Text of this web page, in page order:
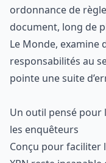
ordonnance de
document, long de
Le Monde, examine
responsabilités au
pointe une suite
Un outil pensé
les enquêteurs
Conçu pour faciliter